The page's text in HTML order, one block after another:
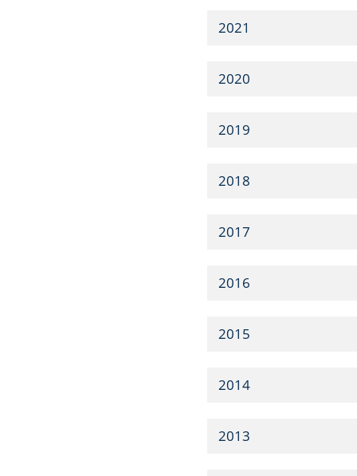
2021
2020
2019
2018
2017
2016
2015
2014
2013